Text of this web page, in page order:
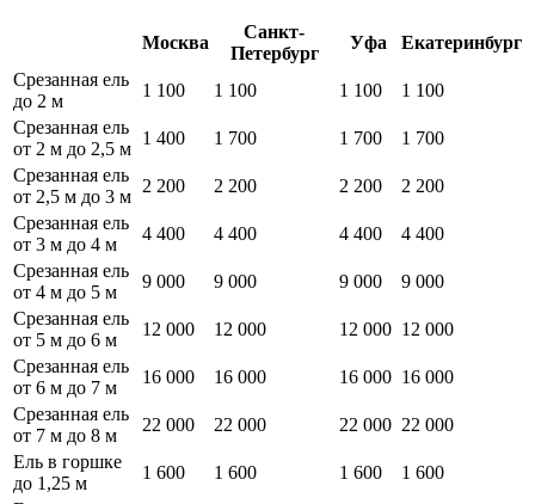
Москва
Санкт-
Петербург
Уфа
Екатеринбург
Срезанная ель
до 2 м
1 100 1 100 1 100
1 100
Срезанная ель
от 2 м до 2,5 м
1 400 1 700 1 700
1 700
Срезанная ель
от 2,5 м до 3 м
2 200 2 200 2 200
2 200
Срезанная ель
от 3 м до 4 м
4 400 4 400 4 400
4 400
Срезанная ель
от 4 м до 5 м
9 000 9 000 9 000
9 000
Срезанная ель
от 5 м до 6 м
12 000 12 000 12 000 12 000
Срезанная ель
от 6 м до 7 м
16 000 16 000 16 000 16 000
Срезанная ель
от 7 м до 8 м
22 000 22 000 22 000 22 000
Ель в горшке
до 1,25 м
1 600 1 600 1 600
1 600